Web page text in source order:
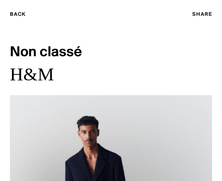
Non classé
H&M
BACK SHARE